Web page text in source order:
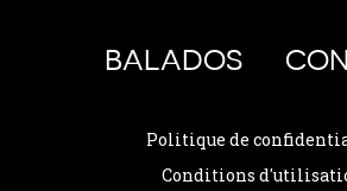
BALADOS
Politique de
Conditions